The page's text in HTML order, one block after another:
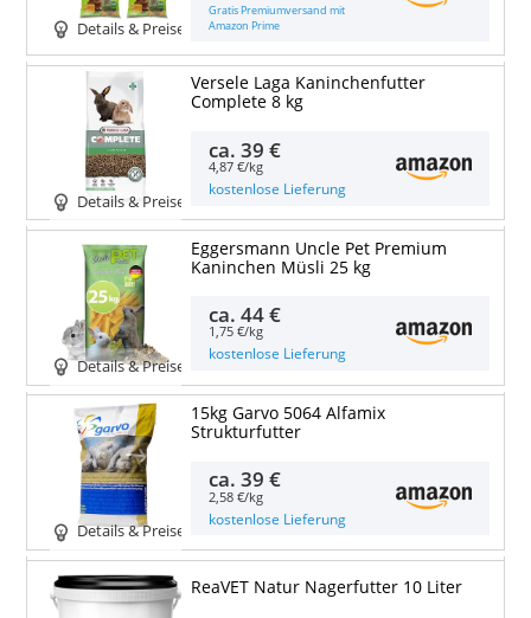
Details & Preise
Gratis Premiumversand mit
Amazon Prime
Details & Preise
Versele Laga Kaninchenfutter
Complete 8 kg
ca.39 €
4,87 €/kg
kostenlose Lieferung
Details & Preise
Eggersmann Uncle Pet Premium
Kaninchen Müsli 25 kg
ca.44 €
1,75 €/kg
kostenlose Lieferung
Details & Preise
15kg Garvo 5064 Alfamix
Strukturfutter
ca.39 €
2,58 €/kg
kostenlose Lieferung
ReaVET Natur Nagerfutter 10 Liter